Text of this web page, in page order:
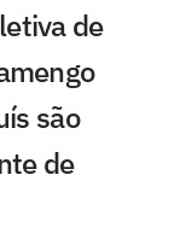
de
são
de